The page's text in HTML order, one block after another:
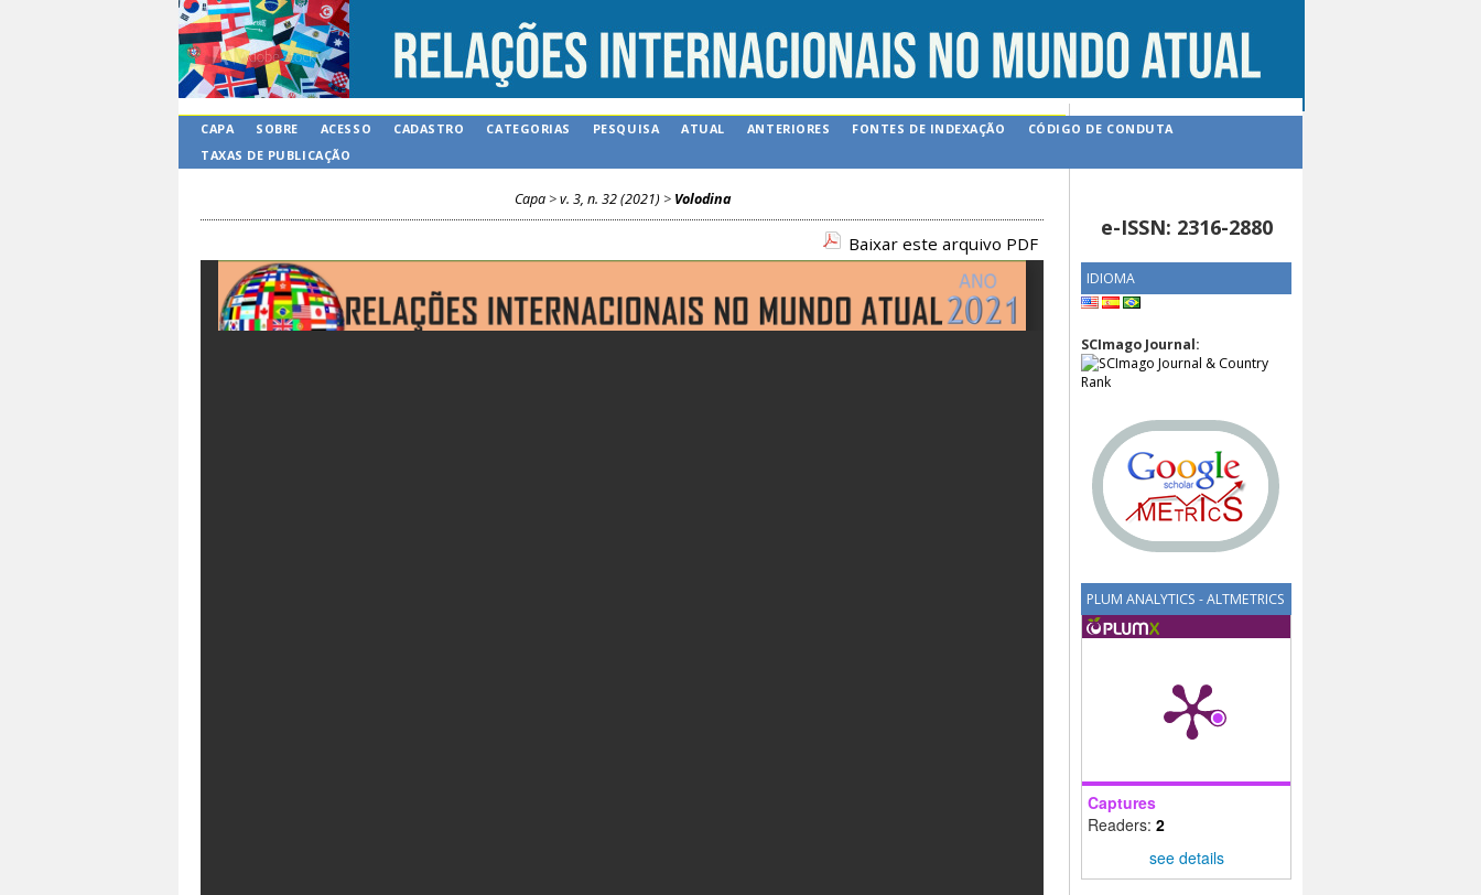
e-ISSN: 2316-2880
IDIOMA
SCImago Journal:
PLUM ANALYTICS - ALTMETRICS
Captures
Readers: 2
see details
CAPA SOBRE ACESSO CADASTRO CATEGORIAS PESQUISA ATUAL ANTERIORES FONTES DE INDEXAÇÃO
CÓDIGO DE CONDUTA
TAXAS DE PUBLICAÇÃO
Capa>v. 3, n. 32 (2021) > Volodina
Baixar este arquivo PDF